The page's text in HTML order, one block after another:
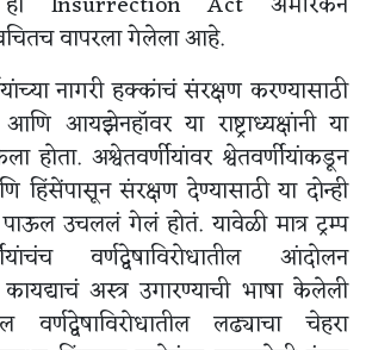
वापरला गेलेला आहे.
नागरी हक्कांचं संरक्षण करण्यासाठी
आयझेनहॉवर या राष्ट्राध्यक्षांनी या
होता. अश्वेतवर्णीयांवर श्वेतवर्णीयांकडून
हिंसेंपासून संरक्षण देण्यासाठी या दोन्ही
पाऊल उचललं गेलं होतं. यावेळी मात्र ट्रम्प
वर्णद्वेषाविरोधातील आंदोलन
अस्त्र उगारण्याची भाषा केलेली
लढ्याचा चेहरा